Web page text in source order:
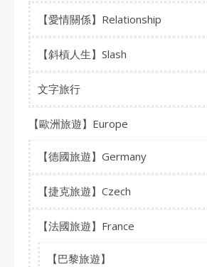
【愛情關係】Relationship
【斜槓人生】Slash
文字旅行
【歐洲旅遊】Europe
【德國旅遊】Germany
【捷克旅遊】Czech
【法國旅遊】France
【巴黎旅遊】